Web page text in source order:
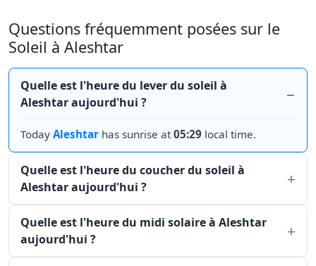
Questions fréquemment posées sur le
Soleil à Aleshtar
Quelle est l'heure du lever du soleil à
Aleshtar aujourd'hui ?
Today Aleshtar has sunrise at05:29 local time.
Quelle est l'heure du coucher du soleil à
Aleshtar aujourd'hui ?
Quelle est l'heure du midi solaire à Aleshtar
aujourd'hui ?